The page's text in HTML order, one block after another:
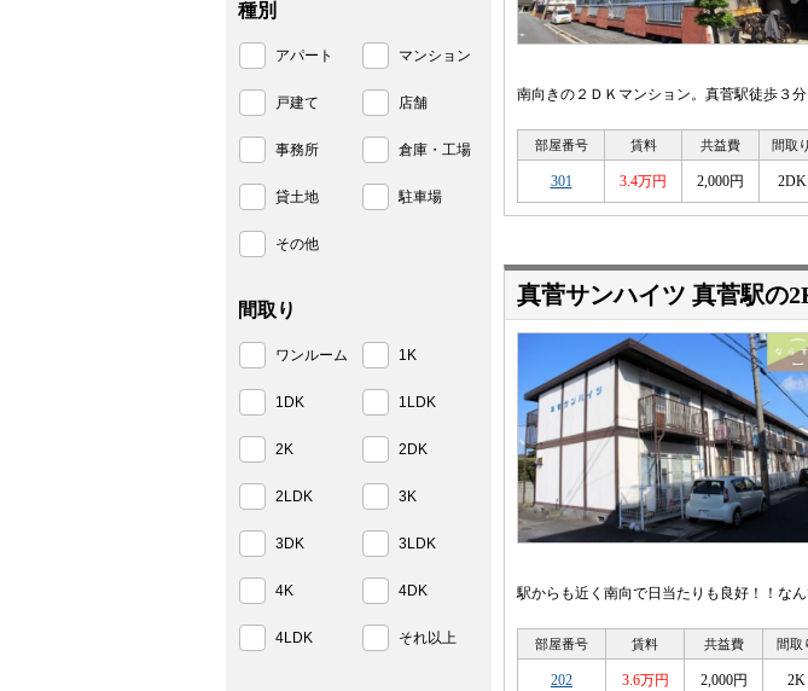
南向きの２ＤＫマンション。真菅駅徒歩３
部屋番号 賃料 共益費 間取り
301 3.4万円 2,000円 2DK
真菅サンハイツ 真菅駅の
駅からも近く南向で日当たりも良好！！な
部屋番号 賃料 共益費 間取
202 3.6万円 2,000円 2K
種別
アパート マンション
戸建て 店舗
事務所 倉庫・工場
貸土地 駐車場
その他
間取り
ワンルーム 1K
1DK 1LDK
2K 2DK
2LDK 3K
3DK 3LDK
4K 4DK
4LDK それ以上